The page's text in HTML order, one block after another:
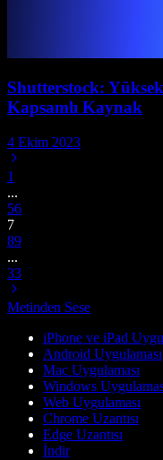
Shutterstock:
Kapsamlı Kaynak
4 Ekim 2023
1
...
56
7
89
...
33
Metinden Sese
iPhone ve iPad
Android Uygulaması
Mac Uygulaması
Windows
Web Uygulaması
Chrome Uzantısı
Edge Uzantısı
İndir